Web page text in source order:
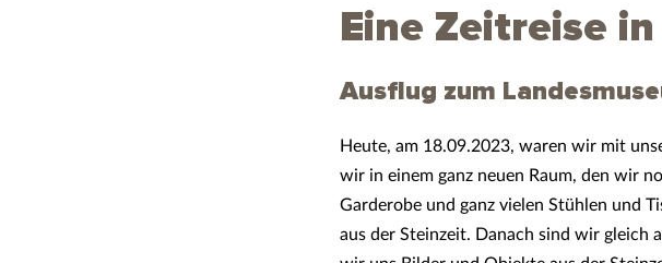
Eine Zeitreise
Ausflug zum
Heute, am 18.09.2023, waren wir mit
wir in einem ganz neuen Raum, den wir
Garderobe und ganz vielen Stühlen und
aus der Steinzeit. Danach sind wir gleich